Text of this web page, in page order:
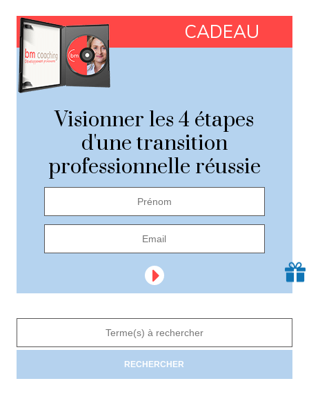
CADEAU
Visionner les 4 étapes
d'une transition
professionnelle réussie